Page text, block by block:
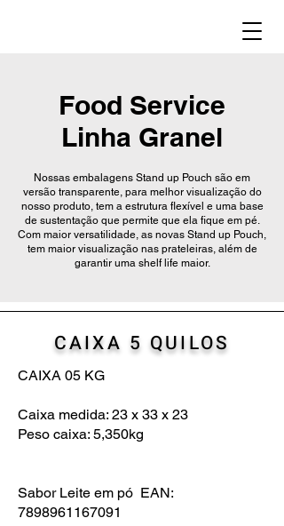
Food Service
Linha Granel
Nossas embalagens Stand up Pouch são em
versão transparente, para melhor visualização do
nosso produto, tem a estrutura flexível e uma base
de sustentação que permite que ela fique em pé.
Com maior versatilidade, as novas Stand up Pouch,
tem maior visualização nas prateleiras, além de
garantir uma shelf life maior.
CAIXA 5 QUILOS
CAIXA 05 KG
Caixa medida: 23 x 33 x 23
Peso caixa: 5,350kg
Sabor Leite em pó EAN:
7898961167091